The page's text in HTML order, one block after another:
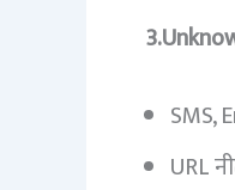
SMS,
URL